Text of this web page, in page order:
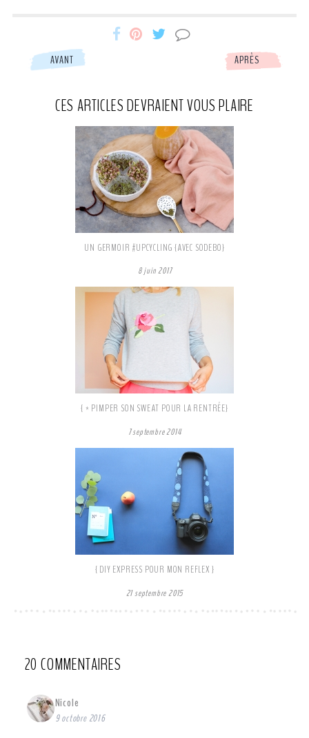
Miss-
partage
Facebook
Miss-
partage
Pinterest
Miss-
partage
Tweeter
AVANT APRÈS
CES ARTICLES DEVRAIENT VOUS PLAIRE
UN GERMOIR #UPCYCLING {AVEC SODEBO}
8 juin 2017
{ * PIMPER SON SWEAT POUR LA RENTRÉE}
7 septembre 2014
{ DIY EXPRESS POUR MON REFLEX }
21 septembre 2015
20 COMMENTAIRES
Nicole
9 octobre 2016